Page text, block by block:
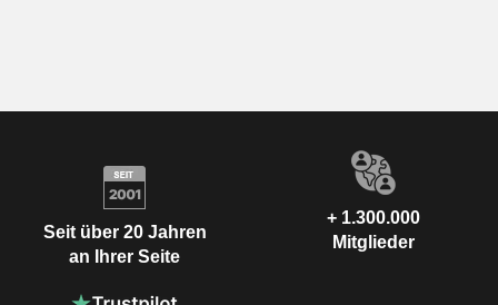
Seit über 20 Jahren
an Ihrer Seite
+ 1.300.000
Mitglieder